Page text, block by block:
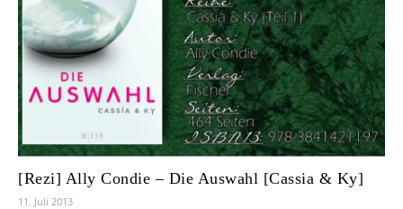
[Rezi] Ally Condie – Die Auswahl [Cassia & Ky]
11. Juli 2013